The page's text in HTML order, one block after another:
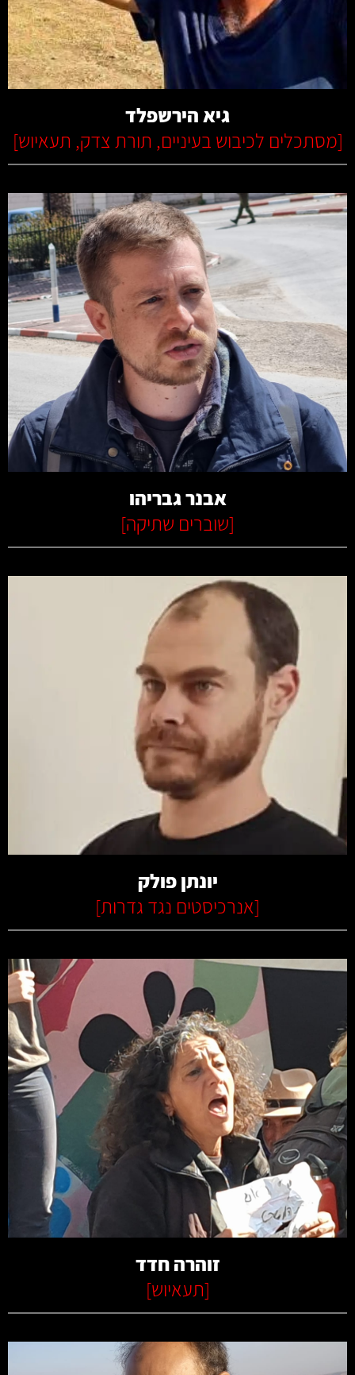
קרא עוד
גיא הירשפלד
[מסתכלים לכיבוש בעיניים, תורת צדק, תעאיוש]
קרא עוד
אבנר גבריהו
[שוברים שתיקה]
קרא עוד
יונתן פולק
[אנרכיסטים נגד גדרות]
קרא עוד
זוהרה חדד
[תעאיוש]